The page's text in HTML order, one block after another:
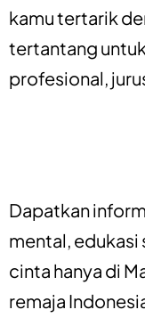
kamu tertarik
tertantang
profesional,
Dapatkan
mental, edukasi
cinta hanya di
remaja